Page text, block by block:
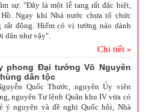
sự: "Đây là một lễ tang rất đặc biệt,
Ngay khi Nhà nước chưa tổ chức
đông. Hiếm có vị tướng nào dành
dân như vậy".
Chi tiết »
phong Đại tướng Võ Nguyên
dân tộc
Quốc Thước, nguyên Ủy viên
nguyên Tư lệnh Quân khu IV vừa có
ý nguyện và đề nghị Quốc hội, Nhà